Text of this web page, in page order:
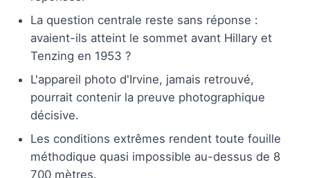
La question centrale reste sans réponse :
avaient-ils atteint le sommet avant Hillary et
Tenzing en 1953 ?
L'appareil photo d'Irvine, jamais retrouvé,
pourrait contenir la preuve photographique
décisive.
Les conditions extrêmes rendent toute fouille
méthodique quasi impossible au-dessus de 8
700 mètres.